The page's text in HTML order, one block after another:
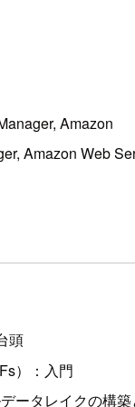
Amazon
Amazon Web
頭
）：入門
ータレイクの構